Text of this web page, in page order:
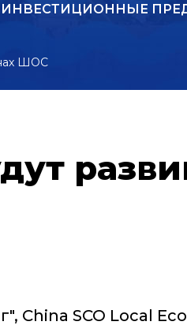
ИНВЕСТИЦИОННЫЕ
ШОС
SCO Local